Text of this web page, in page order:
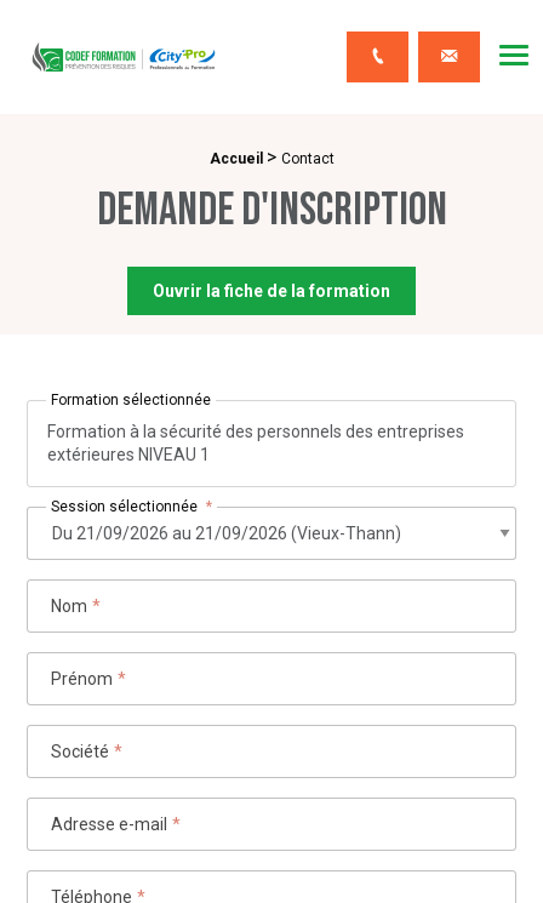
Contact
Accueil > Contact
Demande d'inscription
Ouvrir la fiche de la formation
Formation sélectionnée
Formation à la sécurité des personnels des entreprises
extérieures NIVEAU 1
Session sélectionnée *
Nom *
Prénom *
Société *
Adresse e-mail *
Téléphone *